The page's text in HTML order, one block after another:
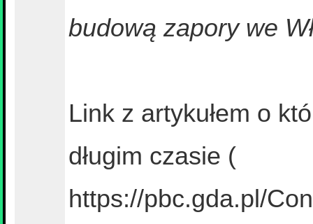
budową zapory we
Link z artykułem o
długim czasie (
https://pbc.gda.pl/